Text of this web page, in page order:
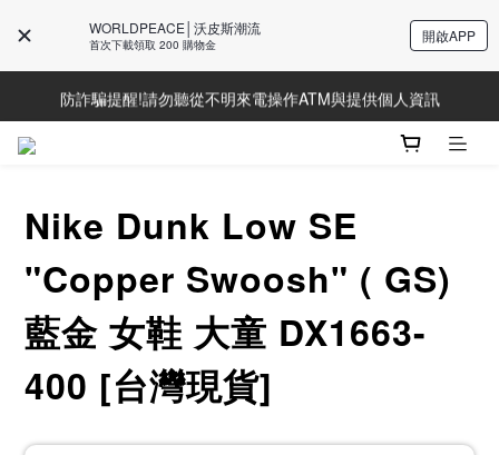
WORLDPEACE│沃皮斯潮流
首次下載領取 200 購物金 開啟APP
Line好友募集中!加入獲得最新資訊
Line好友募集中!加入獲得最新資訊
防詐騙提醒!請勿聽從不明來電操作ATM與提供個人資訊
Nike Dunk Low SE
"Copper Swoosh" ( GS)
藍金 女鞋 大童 DX1663-
400 [台灣現貨]